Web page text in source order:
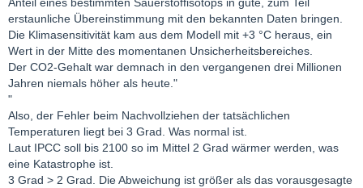
erstaunliche Übereinstimmung mit den bekannten Daten bringen.
Die Klimasensitivität kam aus dem Modell mit +3 °C heraus, ein
Wert in der Mitte des momentanen Unsicherheitsbereiches.
Der CO2-Gehalt war demnach in den vergangenen drei Millionen
Jahren niemals höher als heute."
"
Also, der Fehler beim Nachvollziehen der tatsächlichen
Temperaturen liegt bei 3 Grad. Was normal ist.
Laut IPCC soll bis 2100 so im Mittel 2 Grad wärmer werden, was
eine Katastrophe ist.
3 Grad > 2 Grad. Die Abweichung ist größer als das vorausgesagte